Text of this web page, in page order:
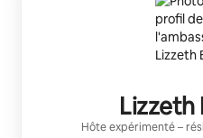
Lizzeth
Hôte expérimenté–